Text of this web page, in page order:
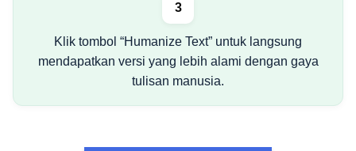
3
Klik tombol “Humanize Text” untuk langsung
mendapatkan versi yang lebih alami dengan gaya
tulisan manusia.